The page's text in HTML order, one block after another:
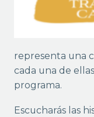
representa una
cada una de
programa.
Escucharás las